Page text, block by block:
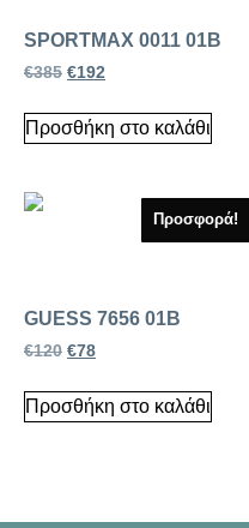
SPORTMAX 0011 01B
€385 €192
Προσθήκη στο καλάθι
Προσφορά!
GUESS 7656 01B
€120 €78
Προσθήκη στο καλάθι